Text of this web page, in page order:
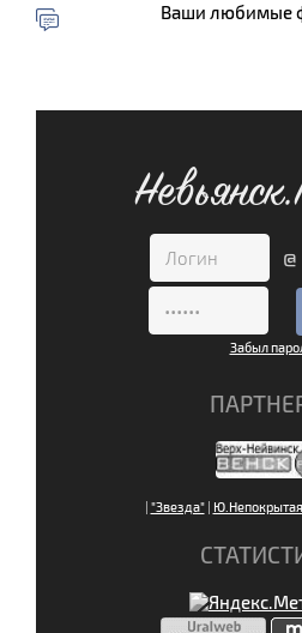
Ваши любимые
Забыл
"Звезда"| Ю.Непокрытая